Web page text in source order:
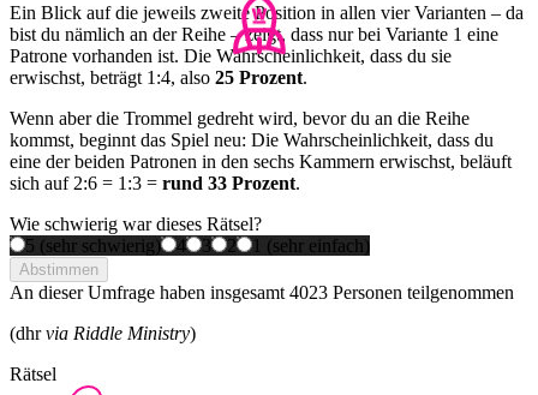
Ein Blick auf die jeweils zweite Position in allen vier Varianten – da
bist du nämlich an der Reihe – zeigt, dass nur bei Variante 1 eine
Patrone vorhanden ist. Die Wahrscheinlichkeit, dass du sie
erwischst, beträgt 1:4, also 25 Prozent.
Wenn aber die Trommel gedreht wird, bevor du an die Reihe
kommst, beginnt das Spiel neu: Die Wahrscheinlichkeit, dass du
eine der beiden Patronen in den sechs Kammern erwischst, beläuft
sich auf 2:6 = 1:3 = rund 33 Prozent.
Wie schwierig war dieses Rätsel?
5 (sehr schwierig)
4 3 2 1 (sehr einfach)
Abstimmen
An dieser Umfrage haben insgesamt 4023 Personen teilgenommen
(dhrvia Riddle Ministry)
Rätsel